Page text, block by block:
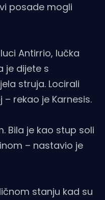
posade mogli
Antirrio, lučka
je dijete s
struja. Locirali
rekao je Karnesis.
Bila je kao stup soli
– nastavio je
stanju kad su